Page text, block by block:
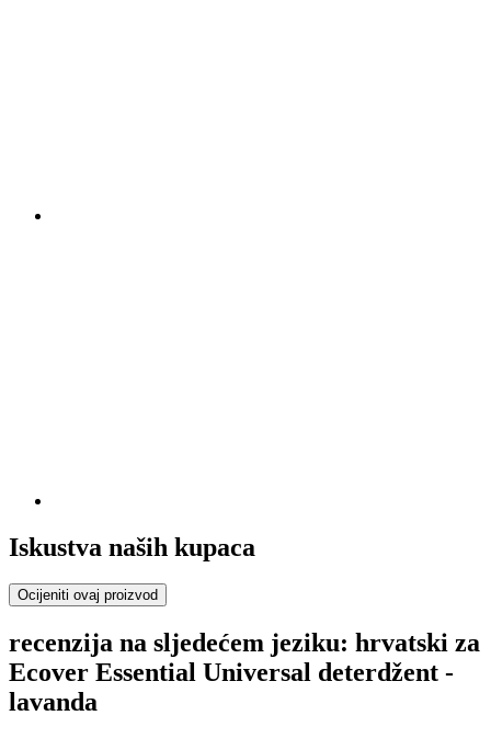
Iskustva naših kupaca
Ocijeniti ovaj proizvod
recenzija na sljedećem jeziku: hrvatski za
Ecover Essential Universal deterdžent -
lavanda